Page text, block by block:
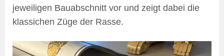
jeweiligen Bauabschnitt vor und zeigt dabei die
klassichen Züge der Rasse.